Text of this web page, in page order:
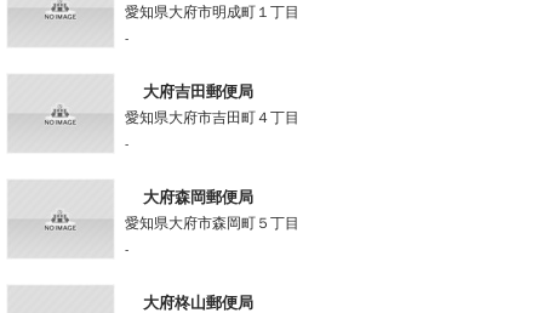
愛知県大府市明成町１丁目
-
大府吉田郵便局
愛知県大府市吉田町４丁目
-
大府森岡郵便局
愛知県大府市森岡町５丁目
-
大府柊山郵便局